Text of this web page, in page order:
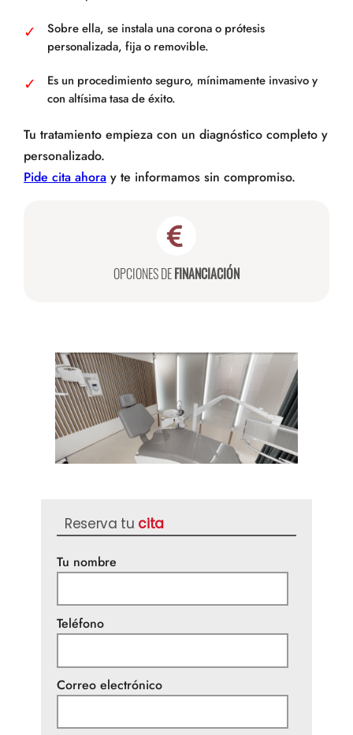
Sobre ella, se instala una corona o prótesis
personalizada, fija o removible.
Es un procedimiento seguro, mínimamente invasivo y
con altísima tasa de éxito.
Tu tratamiento empieza con un diagnóstico completo y
personalizado.
Pide cita ahora y te informamos sin compromiso.
OPCIONES DEFINANCIACIÓN
Reserva tu cita
Tu nombre
Teléfono
Correo electrónico